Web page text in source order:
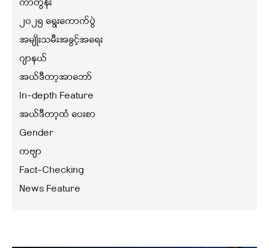
ကာတွန်း
၂၀၂၅ ရွေးကောက်ပွဲ
အမျိုးသမီးအခွင့်အရေး
ဂျာနယ်
အယ်ဒီတာ့အာဘော်
In-depth Feature
အယ်ဒီတာ့ထံ ပေးစာ
Gender
ကဗျာ
Fact-Checking
News Feature